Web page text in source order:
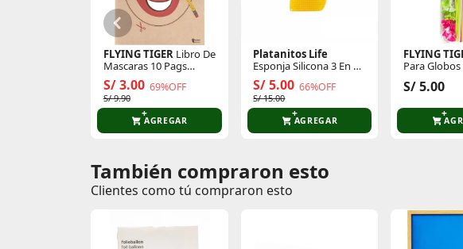
FLYING TIGER Libro De
Mascaras 10 Pags
P/Halloween 1450326
S/ 3.00 69%OFF
S/ 9.90
AGREGAR
Platanitos Life
Esponja Silicona 3 En 1
A10
S/ 5.00 66%OFF
S/ 15.00
AGREGAR
FLYING
Para Globos
S/ 5.00
Comentarios de clientes
Comentarios de clientes que compraron este producto
También compraron esto
Clientes como tú compraron esto